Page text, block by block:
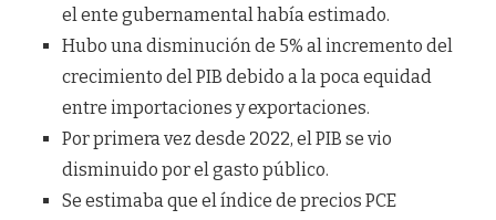
el ente gubernamental había estimado.
Hubo una disminución de 5% al incremento del
crecimiento del PIB debido a la poca equidad
entre importaciones y exportaciones.
Por primera vez desde 2022, el PIB se vio
disminuido por el gasto público.
Se estimaba que el índice de precios PCE